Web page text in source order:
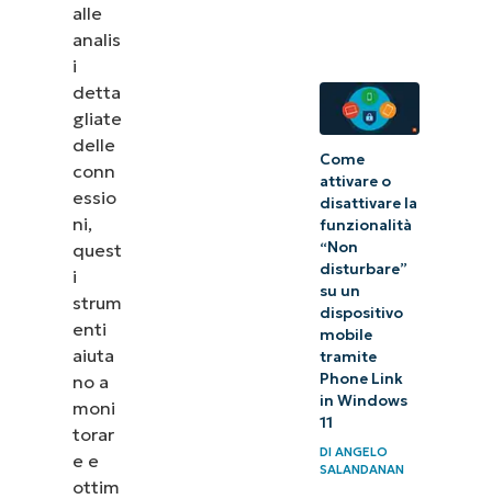
alle
analis
i
detta
gliate
delle
conn
essio
ni,
quest
i
strum
enti
aiuta
no a
moni
torar
e e
ottim
Come
attivare o
disattivare la
funzionalità
“Non
disturbare”
su un
dispositivo
mobile
tramite
Phone Link
in Windows
11
DIANGELO
SALANDANAN